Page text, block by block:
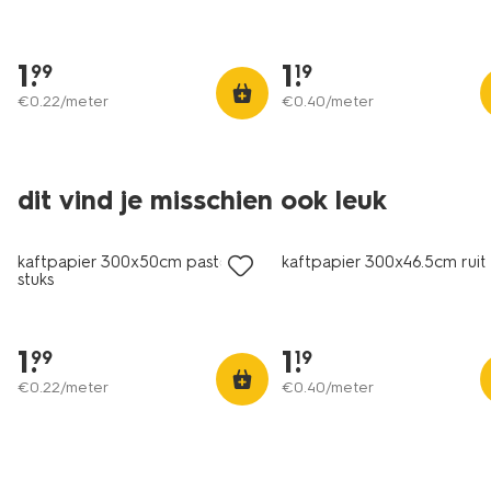
1.
99
€0.22/meter
1.
19
€0.40/meter
dit vind je misschien ook leuk
nieuw
kaftpapier 300x50cm pastel - 3
stuks
1.
99
€0.22/meter
nieuw
kaftpapier 300x46.5cm
1.
19
€0.40/meter